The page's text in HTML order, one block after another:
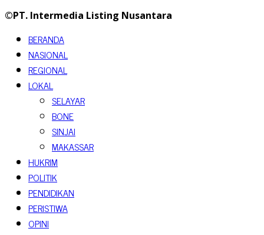
©PT. Intermedia Listing Nusantara
BERANDA
NASIONAL
REGIONAL
LOKAL
SELAYAR
BONE
SINJAI
MAKASSAR
HUKRIM
POLITIK
PENDIDIKAN
PERISTIWA
OPINI